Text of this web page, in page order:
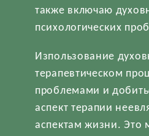
также включаю
психологических
Изпользование
терапевтическом
проблемами и
аспект терапии
аспектам жизни. Это